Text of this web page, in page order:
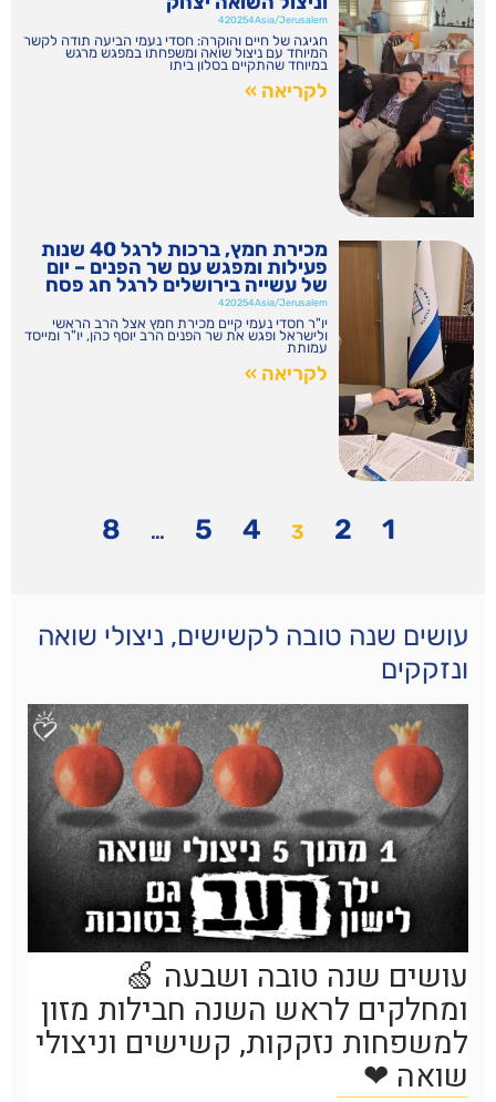
420254Asia/Jerusalem
חגיגה של חיים והוקרה: חסדי נעמי הביעה תודה לקשר
המיוחד עם ניצול שואה ומשפחתו במפגש מרגש
במיוחד שהתקיים בסלון ביתו
לקריאה »
מכירת חמץ, ברכות לרגל 40 שנות
פעילות ומפגש עם שר הפנים – יום
של עשייה בירושלים לרגל חג פסח
420254Asia/Jerusalem
יו"ר חסדי נעמי קיים מכירת חמץ אצל הרב הראשי
ולישראל ופגש את שר הפנים הרב יוסף כהן, יו"ר ומייסד
עמותת
לקריאה »
1
2
3
4
5
…
8
עושים שנה טובה לקשישים, ניצולי שואה
ונזקקים